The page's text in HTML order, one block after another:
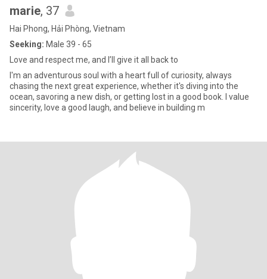
marie, 37
Hai Phong, Hải Phòng, Vietnam
Seeking: Male 39 - 65
Love and respect me, and I’ll give it all back to
I'm an adventurous soul with a heart full of curiosity, always
chasing the next great experience, whether it's diving into the
ocean, savoring a new dish, or getting lost in a good book. I value
sincerity, love a good laugh, and believe in building m